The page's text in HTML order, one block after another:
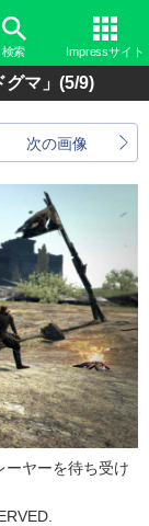
検索 Impressサイト
マ」 (5/9)
次の画像
ーヤーを待ち受け